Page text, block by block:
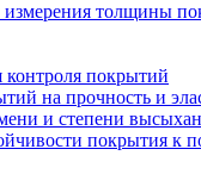
толщины
покрытий
на прочность и
и степени
покрытия к